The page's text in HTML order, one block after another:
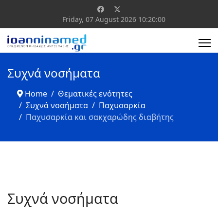
Friday, 07 August 2026 10:20:01
Συχνά νοσήματα
Home
Θεματικές ενότητες
Συχνά νοσήματα
Παχυσαρκία
Παχυσαρκία και σακχαρώδης διαβήτης
Συχνά νοσήματα